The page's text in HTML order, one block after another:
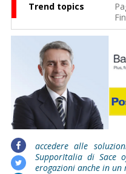
Trend topics
accedere alle
SupporItalia di Sace
erogazioni anche in un